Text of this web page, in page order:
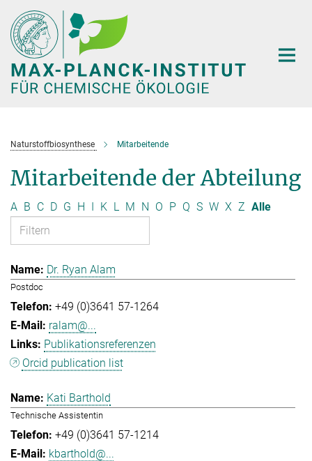
Hauptinhalt
Naturstoffbiosynthese Mitarbeitende
Mitarbeitende der Abteilung
A B C D G H I K L M N O P Q S W X Z Alle
Dr. Ryan Alam
Postdoc
+49 (0)3641 57-1264
ralam@...
Publikationsreferenzen
Orcid publication list
Kati Barthold
Technische Assistentin
+49 (0)3641 57-1214
kbarthold@...